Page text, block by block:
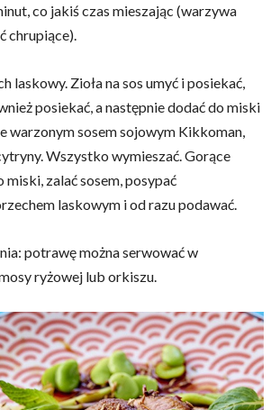
co jakiś czas mieszając (warzywa
chrupiące).
laskowy. Zioła na sos umyć i posiekać,
posiekać, a następnie dodać do miski
warzonym sosem sojowym Kikkoman,
Wszystko wymieszać. Gorące
miski, zalać sosem, posypać
laskowym i od razu podawać.
potrawę można serwować w
ryżowej lub orkiszu.